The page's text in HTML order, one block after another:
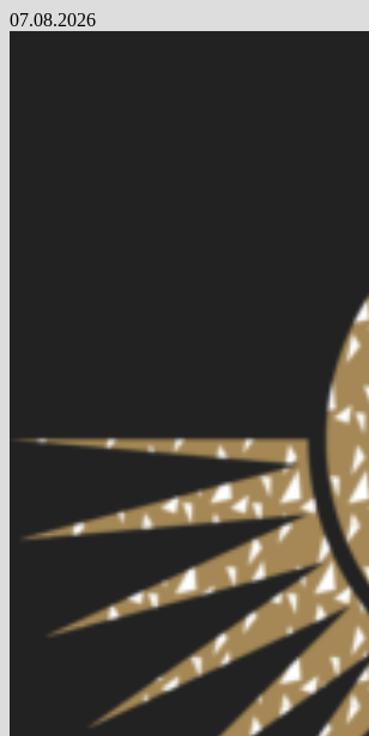
Skip
07.08.2026